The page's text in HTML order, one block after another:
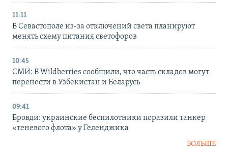
11:11
В Севастополе из-за отключений света планируют
менять схему питания светофоров
10:45
СМИ: В Wildberries сообщили, что часть складов могут
перенести в Узбекистан и Беларусь
09:41
Бровди: украинские беспилотники поразили танкер
«теневого флота» у Геленджика
БОЛЬШЕ